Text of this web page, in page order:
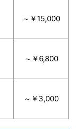
～￥15,000
～￥6,800
～￥3,000